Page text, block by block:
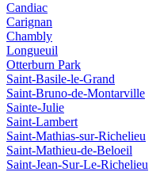
Candiac
Carignan
Chambly
Longueuil
Otterburn Park
Saint-Basile-le-Grand
Saint-Bruno-de-Montarville
Sainte-Julie
Saint-Lambert
Saint-Mathias-sur-Richelieu
Saint-Mathieu-de-Beloeil
Saint-Jean-Sur-Le-Richelieu